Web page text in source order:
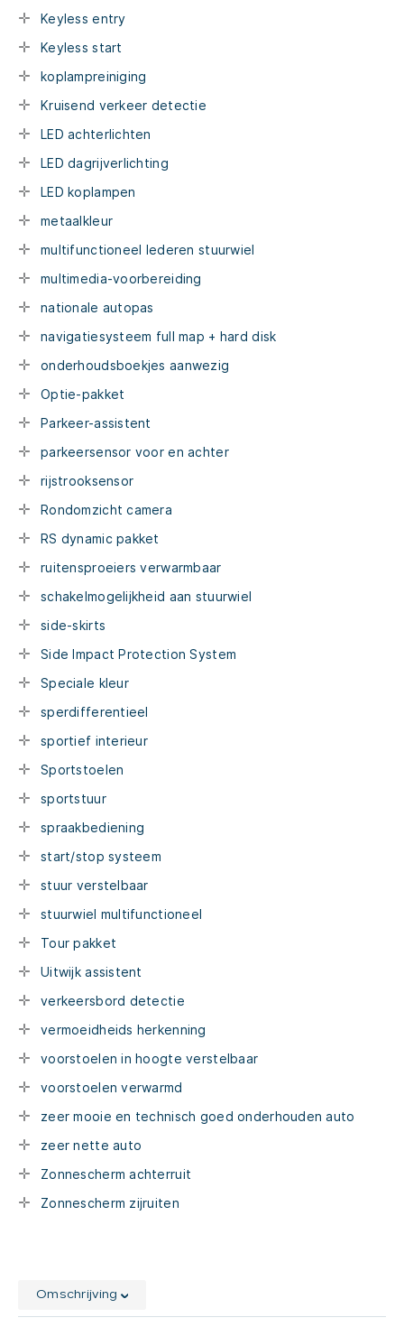
Keyless entry
Keyless start
koplampreiniging
Kruisend verkeer detectie
LED achterlichten
LED dagrijverlichting
LED koplampen
metaalkleur
multifunctioneel lederen stuurwiel
multimedia-voorbereiding
nationale autopas
navigatiesysteem full map + hard disk
onderhoudsboekjes aanwezig
Optie-pakket
Parkeer-assistent
parkeersensor voor en achter
rijstrooksensor
Rondomzicht camera
RS dynamic pakket
ruitensproeiers verwarmbaar
schakelmogelijkheid aan stuurwiel
side-skirts
Side Impact Protection System
Speciale kleur
sperdifferentieel
sportief interieur
Sportstoelen
sportstuur
spraakbediening
start/stop systeem
stuur verstelbaar
stuurwiel multifunctioneel
Tour pakket
Uitwijk assistent
verkeersbord detectie
vermoeidheids herkenning
voorstoelen in hoogte verstelbaar
voorstoelen verwarmd
zeer mooie en technisch goed onderhouden auto
zeer nette auto
Zonnescherm achterruit
Zonnescherm zijruiten
Omschrijving